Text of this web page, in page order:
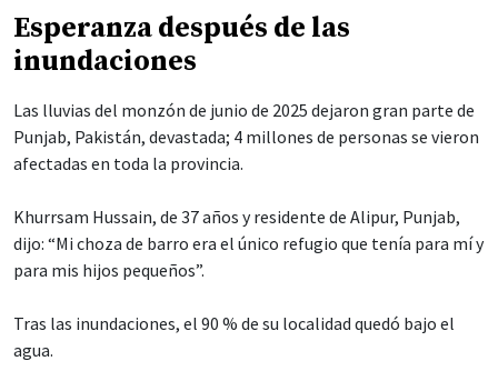
Esperanza después de las
inundaciones
Las lluvias del monzón de junio de 2025 dejaron gran parte de
Punjab, Pakistán, devastada; 4 millones de personas se vieron
afectadas en toda la provincia.
Khurrsam Hussain, de 37 años y residente de Alipur, Punjab,
dijo: “Mi choza de barro era el único refugio que tenía para mí y
para mis hijos pequeños”.
Tras las inundaciones, el 90 % de su localidad quedó bajo el
agua.